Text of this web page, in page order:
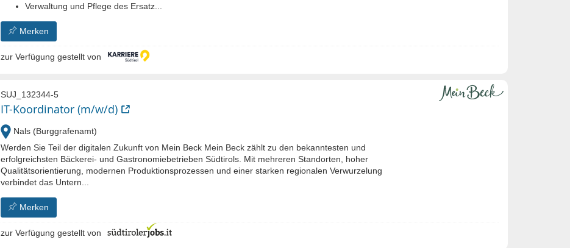
Verwaltung und Pflege des Ersatz...
Merken
zur Verfügung gestellt von
SUJ_132344-5
IT-Koordinator (m/w/d)
Nals (Burggrafenamt)
Werden Sie Teil der digitalen Zukunft von Mein Beck Mein Beck zählt zu den bekanntesten und
erfolgreichsten Bäckerei- und Gastronomiebetrieben Südtirols. Mit mehreren Standorten, hoher
Qualitätsorientierung, modernen Produktionsprozessen und einer starken regionalen Verwurzelung
verbindet das Untern...
Merken
zur Verfügung gestellt von